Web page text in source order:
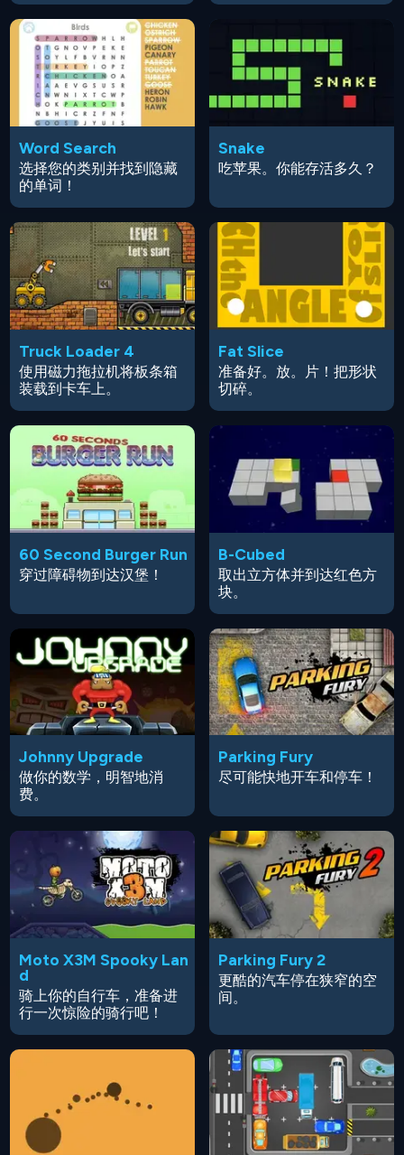
Word Search
选择您的类别并找到隐藏
的单词！
Snake
吃苹果。你能存活多久？
Truck Loader 4
使用磁力拖拉机将板条箱
装载到卡车上。
Fat Slice
准备好。放。片！把形状
切碎。
60 Second Burger Run
穿过障碍物到达汉堡！
B-Cubed
取出立方体并到达红色方
块。
Johnny Upgrade
做你的数学，明智地消
费。
Parking Fury
尽可能快地开车和停车！
Moto X3M Spooky Lan
d
骑上你的自行车，准备进
行一次惊险的骑行吧！
Parking Fury 2
更酷的汽车停在狭窄的空
间。